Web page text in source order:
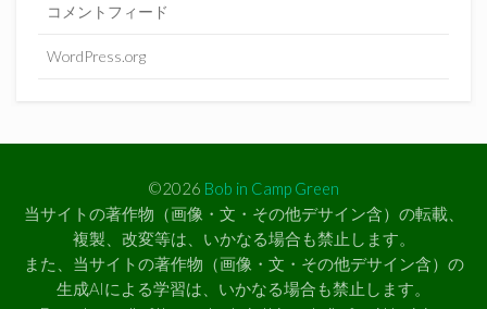
コメントフィード
WordPress.org
©2026 Bob in Camp Green
当サイトの著作物（画像・文・その他デサイン含）の転載、
複製、改変等は、いかなる場合も禁止します。
また、当サイトの著作物（画像・文・その他デサイン含）の
生成AIによる学習は、いかなる場合も禁止します。